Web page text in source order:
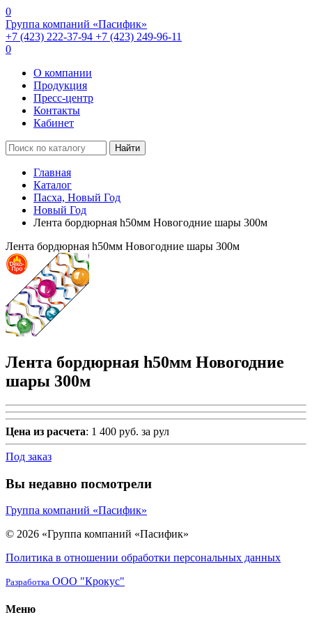
0
Группа компаний «Пасифик»
+7 (423) 222-37-94 +7 (423) 249-96-11
0
О компании
Продукция
Пресс-центр
Контакты
Кабинет
Найти
Главная
Каталог
Пасха, Новый Год
Новый Год
Лента бордюрная h50мм Новогодние шары 300м
Лента бордюрная h50мм Новогодние шары 300м
Лента бордюрная h50мм Новогодние
шары 300м
Цена из расчета: 1 400 руб. за рул
Под заказ
Вы недавно посмотрели
Группа компаний «Пасифик»
© 2026 «Группа компаний «Пасифик»
Политика в отношении обработки персональных данных
Разработка ООО "Крокус"
Меню